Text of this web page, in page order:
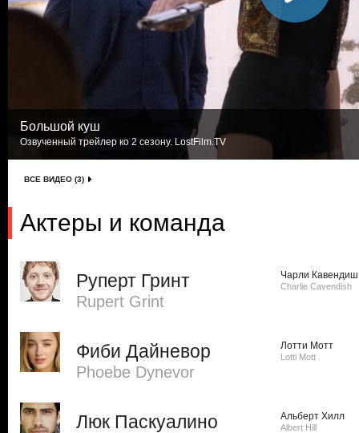
Большой куш
Озвученный трейлер ко 2 сезону. LostFilm.TV
ВСЕ ВИДЕО (3)
Актеры и команда
Руперт Гринт
Rupert Grint
Чарли Кавендиш
Charlie Cavendish
Фиби Дайневор
Phoebe Dynevor
Лотти Мотт
Lotti Mott
Люк Паскуалино Альберт Хилл
Albert Hill